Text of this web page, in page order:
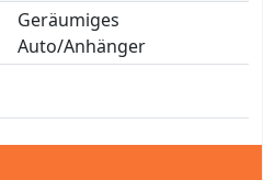
Geräumiges
Auto/Anhänger